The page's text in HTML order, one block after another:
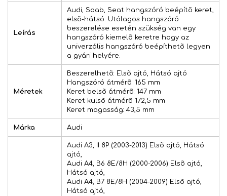
Leírás
Audi, Saab, Seat hangszóró beépítõ keret,
elsõ-hátsó. Utólagos hangszóró
beszerelése esetén szükség van egy
hangszóró kiemelõ keretre hogy az
univerzális hangszóró beépíthetõ legyen
a gyári helyére.
Méretek
Beszerelhetõ: Elsõ ajtó, Hátsó ajtó
Hangszóró átmérõ: 165 mm
Keret belsõ átmérõ: 147 mm
Keret külsõ átmérõ 172,5 mm
Keret magasság: 43,5 mm
Márka Audi
Audi A3, II 8P (2003-2013) Elsõ ajtó, Hátsó
ajtó,
Audi A4, B6 8E/8H (2000-2006) Elsõ ajtó,
Hátsó ajtó,
Audi A4, B7 8E/8H (2004-2009) Elsõ ajtó,
Hátsó ajtó,